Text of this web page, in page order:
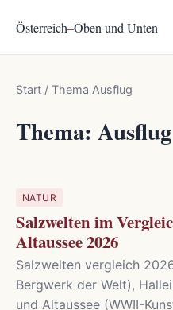
Österreich–Oben und Unten
Start / Thema Ausflug
Thema: Ausflug
NATUR
Salzwelten im
Altaussee 2026
Salzwelten vergleich
Bergwerk der Welt),
und Altaussee (WWII-